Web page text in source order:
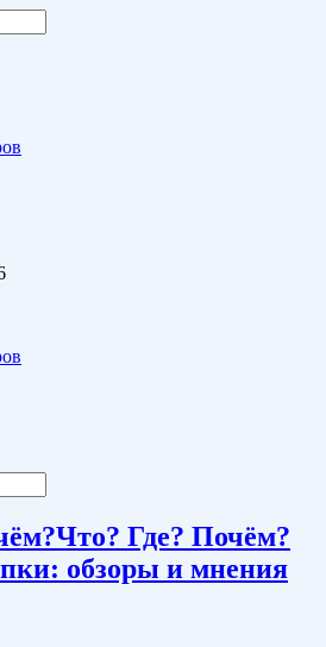
Что? Где? Почём?
обзоры и мнения